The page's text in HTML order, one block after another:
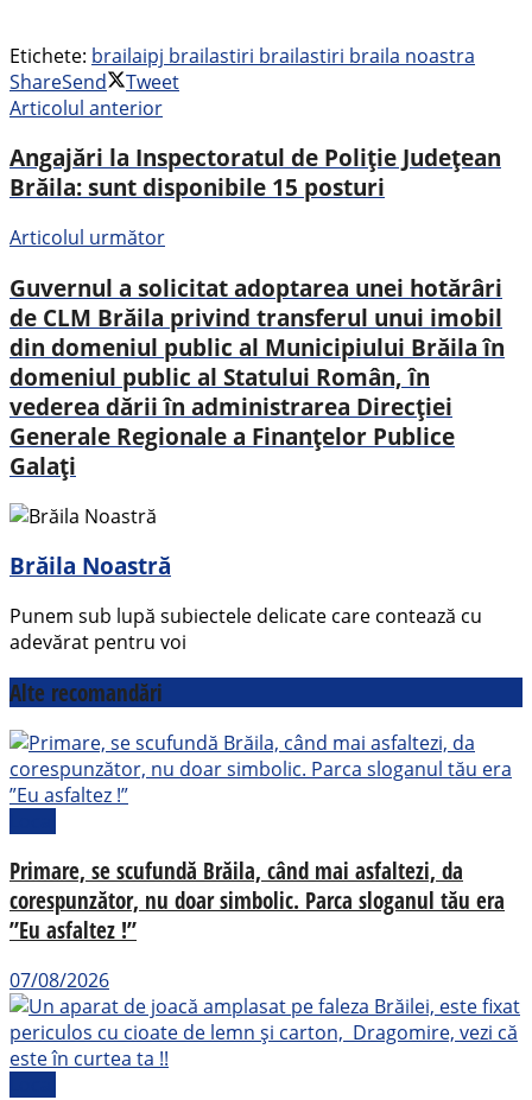
Etichete: brailaipj brailastiri brailastiri braila noastra
ShareSend
Tweet
Articolul anterior
Angajări la Inspectoratul de Poliție Județean
Brăila: sunt disponibile 15 posturi
Articolul următor
Guvernul a solicitat adoptarea unei hotărâri
de CLM Brăila privind transferul unui imobil
din domeniul public al Municipiului Brăila în
domeniul public al Statului Român, în
vederea dării în administrarea Direcţiei
Generale Regionale a Finanţelor Publice
Galați
Brăila Noastră
Punem sub lupă subiectele delicate care contează cu
adevărat pentru voi
Alte recomandări
Primare, se scufundă Brăila, când mai asfaltezi, da
corespunzător, nu doar simbolic. Parca sloganul tău era
”Eu asfaltez !”
07/08/2026